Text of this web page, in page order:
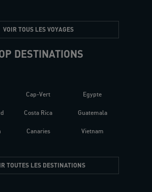
VOIR TOUS LES VOYAGES
DESTINATIONS
Cap-Vert
Costa Rica
Canaries
Egypte
Guatemala
Vietnam
TOUTES LES DESTINATIONS